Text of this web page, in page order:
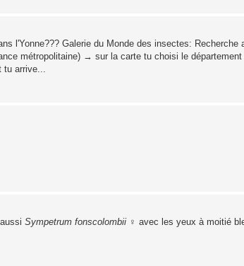
l'Yonne??? Galerie du Monde des insectes:
métropolitaine) → sur la carte tu choisi le
arrive...
Sympetrum fonscolombii ♀ avec les yeux à moitié